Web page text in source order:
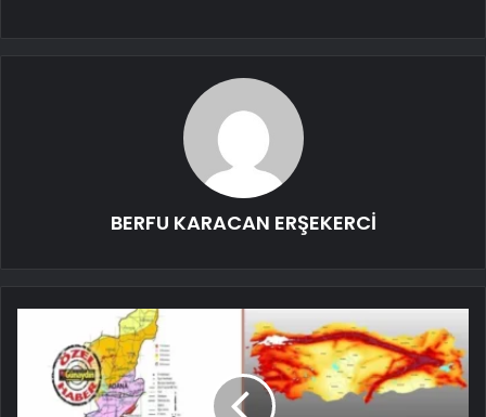
BERFU KARACAN ERŞEKERCİ